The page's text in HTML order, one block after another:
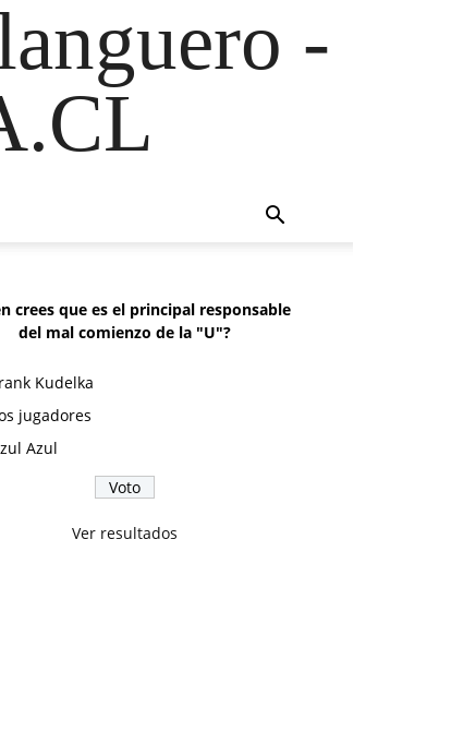
-
crees que es el principal responsable
del mal comienzo de la "U"?
Kudelka
jugadores
Azul
Ver resultados